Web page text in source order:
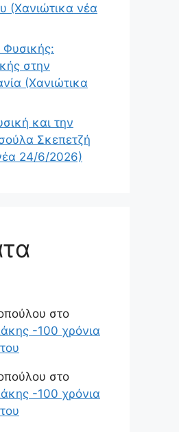
(Χανιώτικα νέα
στην
(Χανιώτικα
και την
Σκεπετζή
24/6/2026)
στο
-100 χρόνια
στο
-100 χρόνια